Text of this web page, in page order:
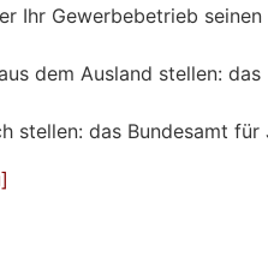
Ihr Gewerbebetrieb seinen
dem Ausland stellen: das
stellen: das Bundesamt für